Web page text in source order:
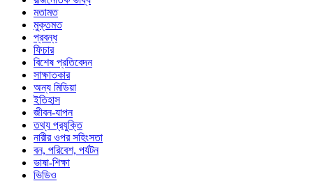
মতামত
মুক্তমত
প্রবন্ধ
ফিচার
বিশেষ প্রতিবেদন
সাক্ষাতকার
অন্য মিডিয়া
ইতিহাস
জীবন-যাপন
তথ্য প্রযুক্তি
নারীর ওপর সহিংসতা
বন, পরিবেশ, পর্যটন
ভাষা-শিক্ষা
ভিডিও